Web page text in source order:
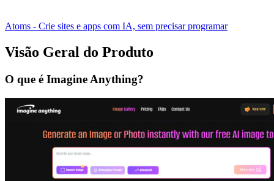
Atoms - Crie sites e apps com IA, sem precisar programar
Visão Geral do Produto
O que é Imagine Anything?